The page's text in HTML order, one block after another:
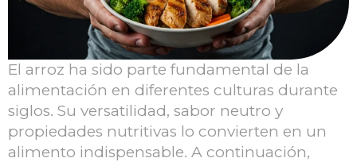
El arroz ha sido parte fundamental de la
alimentación en diferentes culturas durante
siglos. Su versatilidad, sabor neutro y
propiedades nutritivas lo convierten en un
alimento indispensable. A continuación,